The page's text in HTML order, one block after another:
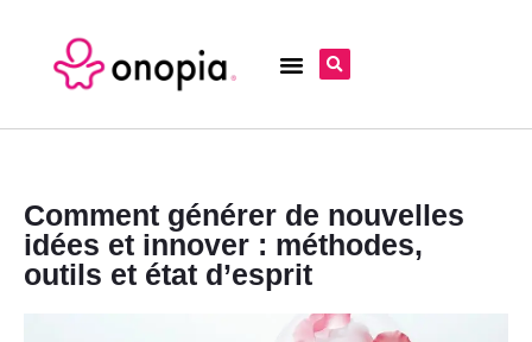
Comment générer de nouvelles
idées et innover : méthodes,
outils et état d’esprit